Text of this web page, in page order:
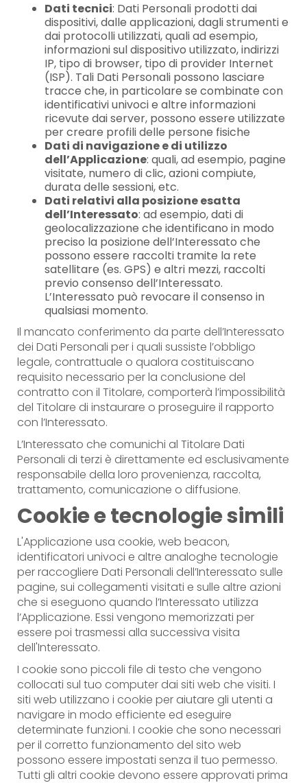
Dati tecnici: Dati Personali prodotti dai
dispositivi, dalle applicazioni, dagli strumenti e
dai protocolli utilizzati, quali ad esempio,
informazioni sul dispositivo utilizzato, indirizzi
IP, tipo di browser, tipo di provider Internet
(ISP). Tali Dati Personali possono lasciare
tracce che, in particolare se combinate con
identificativi univoci e altre informazioni
ricevute dai server, possono essere utilizzate
per creare profili delle persone fisiche
Dati di navigazione e di utilizzo
dell’Applicazione: quali, ad esempio, pagine
visitate, numero di clic, azioni compiute,
durata delle sessioni, etc.
Dati relativi alla posizione esatta
dell’Interessato: ad esempio, dati di
geolocalizzazione che identificano in modo
preciso la posizione dell’Interessato che
possono essere raccolti tramite la rete
satellitare (es. GPS) e altri mezzi, raccolti
previo consenso dell’Interessato.
L’Interessato può revocare il consenso in
qualsiasi momento.
Il mancato conferimento da parte dell’Interessato
dei Dati Personali per i quali sussiste l’obbligo
legale, contrattuale o qualora costituiscano
requisito necessario per la conclusione del
contratto con il Titolare, comporterà l’impossibilità
del Titolare di instaurare o proseguire il rapporto
con l’Interessato.
L’Interessato che comunichi al Titolare Dati
Personali di terzi è direttamente ed esclusivamente
responsabile della loro provenienza, raccolta,
trattamento, comunicazione o diffusione.
Cookie e tecnologie simili
L'Applicazione usa cookie, web beacon,
identificatori univoci e altre analoghe tecnologie
per raccogliere Dati Personali dell’Interessato sulle
pagine, sui collegamenti visitati e sulle altre azioni
che si eseguono quando l’Interessato utilizza
l’Applicazione. Essi vengono memorizzati per
essere poi trasmessi alla successiva visita
dell'Interessato.
I cookie sono piccoli file di testo che vengono
collocati sul tuo computer dai siti web che visiti. I
siti web utilizzano i cookie per aiutare gli utenti a
navigare in modo efficiente ed eseguire
determinate funzioni. I cookie che sono necessari
per il corretto funzionamento del sito web
possono essere impostati senza il tuo permesso.
Tutti gli altri cookie devono essere approvati prima